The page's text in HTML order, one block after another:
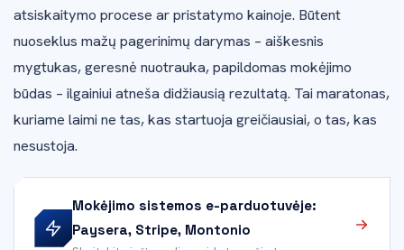
atsiskaitymo procese ar pristatymo kainoje. Būtent
nuoseklus mažų pagerinimų darymas – aiškesnis
mygtukas, geresnė nuotrauka, papildomas mokėjimo
būdas – ilgainiui atneša didžiausią rezultatą. Tai maratonas,
kuriame laimi ne tas, kas startuoja greičiausiai, o tas, kas
nesustoja.
Mokėjimo sistemos e-parduotuvėje:
Paysera, Stripe, Montonio